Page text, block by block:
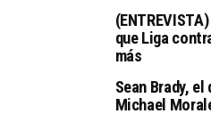
que Liga
más
Sean Brady,
Michael